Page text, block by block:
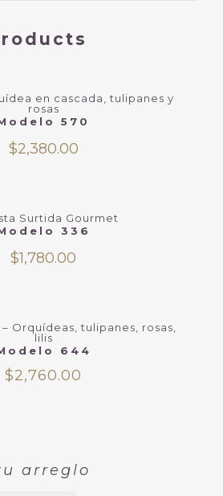
en cascada, tulipanes y
rosas
570
$2,380.00
Surtida Gourmet
336
$1,780.00
Orquídeas, tulipanes, rosas,
lilis
644
$2,760.00
arreglo